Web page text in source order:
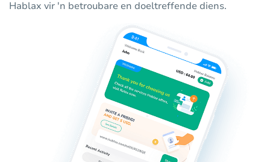
Hablax vir 'n betroubare en doeltreffende diens.